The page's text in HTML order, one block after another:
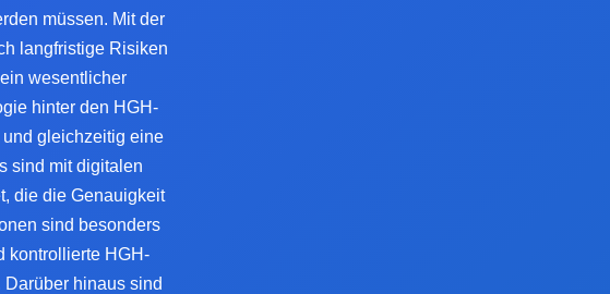
müssen. Mit der
langfristige Risiken
wesentlicher
hinter den HGH-
gleichzeitig eine
sind mit digitalen
die die Genauigkeit
sind besonders
kontrollierte HGH-
hinaus sind